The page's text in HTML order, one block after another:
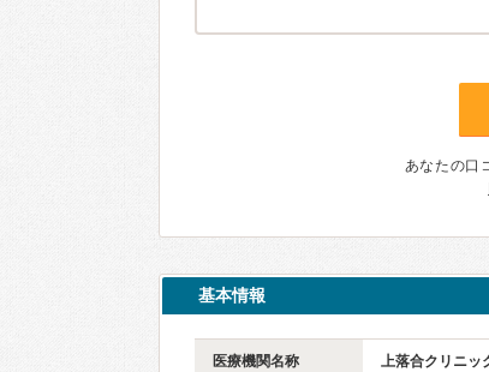
あなたの口
基本情報
医療機関名称 上落合クリニッ